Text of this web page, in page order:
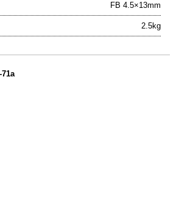
FB 4.5×13mm
2.5kg
71a